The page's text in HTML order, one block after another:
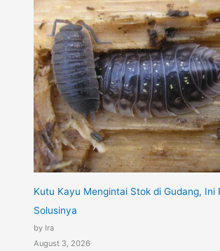
Kutu Kayu Mengintai Stok di Gudang, Ini
Solusinya
by Ira
August 3, 2026